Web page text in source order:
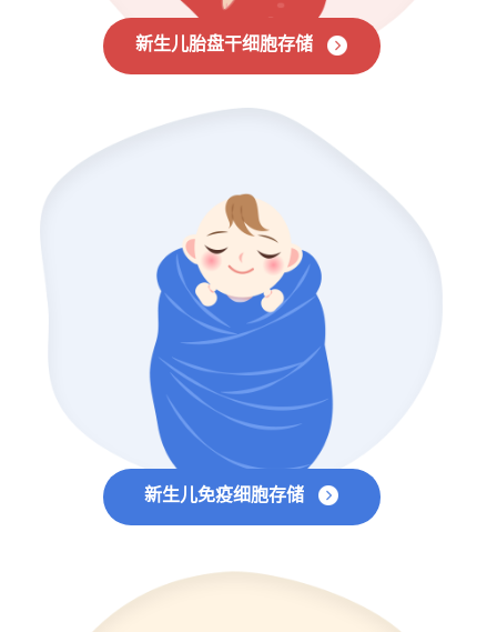
新生儿胎盘干细胞存储
新生儿免疫细胞存储